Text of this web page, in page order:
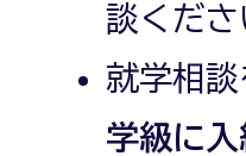
談くださ
就学相
学級に